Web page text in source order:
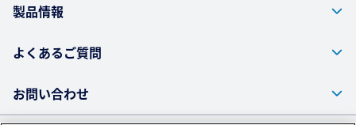
製品情報
よくあるご質問
お問い合わせ